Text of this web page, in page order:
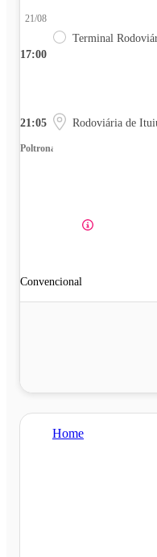
17:00
21/08
Terminal
21:05 Rodoviária de
Poltrona
Convencional
Home